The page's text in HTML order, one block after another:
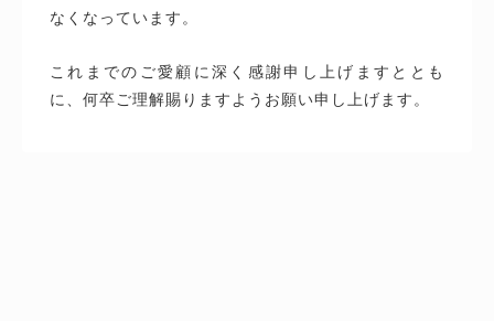
なくなっています。
これまでのご愛顧に深く感謝申し上げますととも
に、何卒ご理解賜りますようお願い申し上げます。